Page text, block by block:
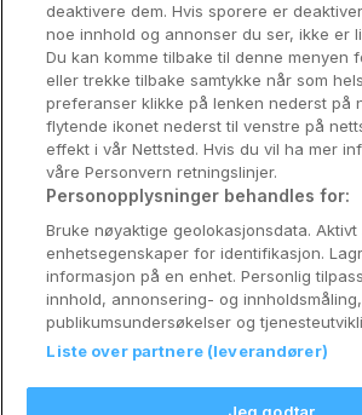
Om Coop HotellKupp
Konkurranse
Koselig avbrekk
Velvære i var
Premiumhotell
Venninnetur
deaktivere dem. Hvis sporere er
noe innhold og annonser du ser, ikke er
Du kan komme tilbake til denne menyen
eller trekke tilbake samtykke når som
preferanser klikke på lenken nederst på
flytende ikonet nederst til venstre på
effekt i vår Nettsted. Hvis du vil ha mer
våre Personvern retningslinjer.
Personopplysninger behandles for:
Bruke nøyaktige geolokasjonsdata. Aktivt
enhetsegenskaper for identifikasjon.
informasjon på en enhet. Personlig
innhold, annonsering- og innholdsmåling,
publikumsundersøkelser og
Liste over partnere (leverandører)